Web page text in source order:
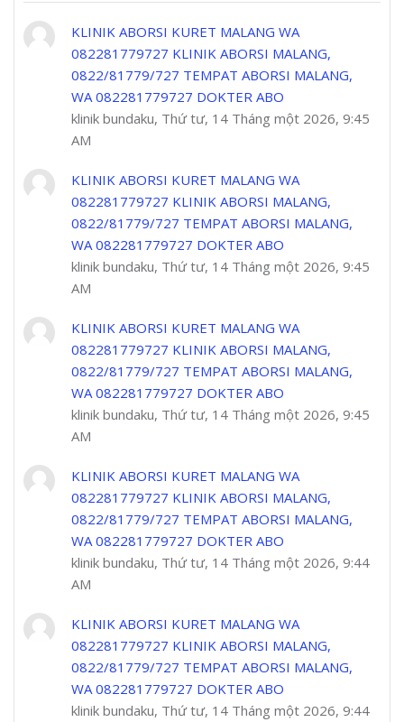
KLINIK ABORSI KURET MALANG WA
082281779727 KLINIK ABORSI MALANG,
0822/81779/727 TEMPAT ABORSI MALANG,
WA 082281779727 DOKTER ABO
klinik bundaku, Thứ tư, 14 Tháng một 2026, 9:45
AM
KLINIK ABORSI KURET MALANG WA
082281779727 KLINIK ABORSI MALANG,
0822/81779/727 TEMPAT ABORSI MALANG,
WA 082281779727 DOKTER ABO
klinik bundaku, Thứ tư, 14 Tháng một 2026, 9:45
AM
KLINIK ABORSI KURET MALANG WA
082281779727 KLINIK ABORSI MALANG,
0822/81779/727 TEMPAT ABORSI MALANG,
WA 082281779727 DOKTER ABO
klinik bundaku, Thứ tư, 14 Tháng một 2026, 9:45
AM
KLINIK ABORSI KURET MALANG WA
082281779727 KLINIK ABORSI MALANG,
0822/81779/727 TEMPAT ABORSI MALANG,
WA 082281779727 DOKTER ABO
klinik bundaku, Thứ tư, 14 Tháng một 2026, 9:44
AM
KLINIK ABORSI KURET MALANG WA
082281779727 KLINIK ABORSI MALANG,
0822/81779/727 TEMPAT ABORSI MALANG,
WA 082281779727 DOKTER ABO
klinik bundaku, Thứ tư, 14 Tháng một 2026, 9:44